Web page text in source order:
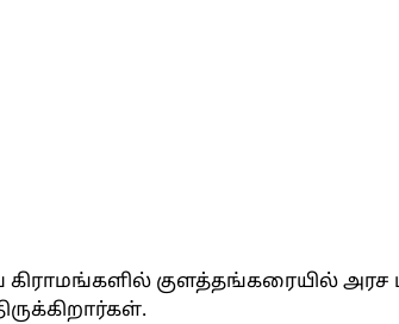
குளத்தங்கரையில் அரச